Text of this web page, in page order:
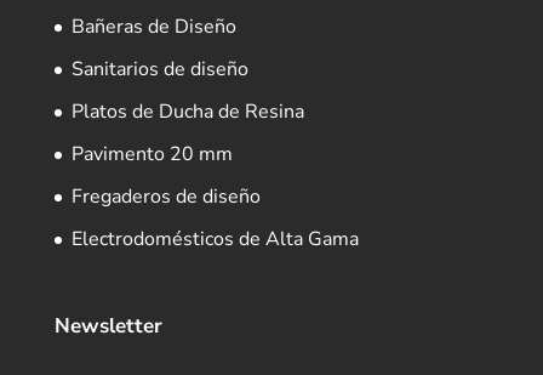
Bañeras de Diseño
Sanitarios de diseño
Platos de Ducha de Resina
Pavimento 20 mm
Fregaderos de diseño
Electrodomésticos de Alta Gama
Newsletter